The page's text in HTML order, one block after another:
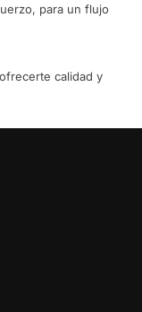
para un flujo
calidad y